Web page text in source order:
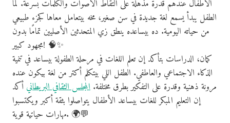
الأطفال عندهم قدرة مذهلة على التقاط الأصوات والكلمات بسرعة. لما
الطفل يبدأ يسمع لغة جديدة في سن صغير، مخه بيتعامل معاها كجزء طبيعي
من حياته اليومية. ده بيساعده ينطق زي المتحدثين الأصليين تمامًا بدون
مجهود كبير! 🧠✨
كمان، الدراسات بتأكد إن تعلم اللغات في مرحلة الطفولة بيساعد في تنمية
الذكاء الاجتماعي والعاطفي. الطفل اللي بيتكلم أكتر من لغة بيكون عنده
مرونة ذهنية وقدرة على التفكير بطرق مختلفة. المجلس الثقافي البريطاني أكد
إن التعليم المبكر للغات بيساعد الأطفال يتواصلوا بثقة أكبر ويكتسبوا
مهارات حياتية قوية. 🌍💬